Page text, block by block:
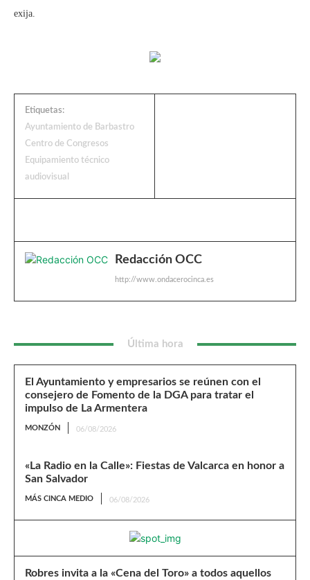
exija.
Etiquetas:
Ayuntamiento de Barbastro
Centro de Congresos
Equipamiento técnico
audiovisual
Redacción OCC
http://www.ondacerocinca.es
Última hora
El Ayuntamiento y empresarios se reúnen con el
consejero de Fomento de la DGA para tratar el
impulso de La Armentera
MONZÓN 06/08/2026
«La Radio en la Calle»: Fiestas de Valcarca en honor a
San Salvador
MÁS CINCA MEDIO 06/08/2026
Robres invita a la «Cena del Toro» a todos aquellos